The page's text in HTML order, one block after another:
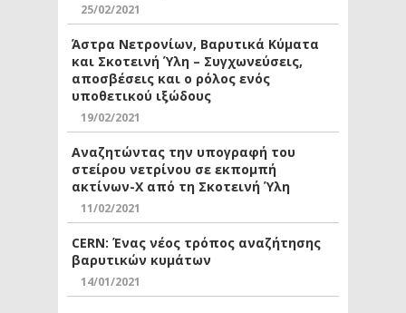
25/02/2021
Άστρα Νετρονίων, Βαρυτικά Κύματα
και Σκοτεινή Ύλη – Συγχωνεύσεις,
αποσβέσεις και ο ρόλος ενός
υποθετικού ιξώδους
19/02/2021
Αναζητώντας την υπογραφή του
στείρου νετρίνου σε εκπομπή
ακτίνων-Χ από τη Σκοτεινή Ύλη
11/02/2021
CERN: Ένας νέος τρόπος αναζήτησης
βαρυτικών κυμάτων
14/01/2021